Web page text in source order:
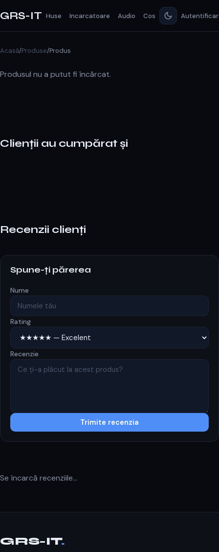
GRS-IT Huse Incarcatoare Audio Cos
Acasă/Produse/Produs
Produsul nu a putut fi încărcat.
Clienții au cumpărat și
Recenzii clienți
Spune-ți părerea
Nume
Rating
Recenzie
Trimite recenzia
Se încarcă recenziile...
GRS-IT.